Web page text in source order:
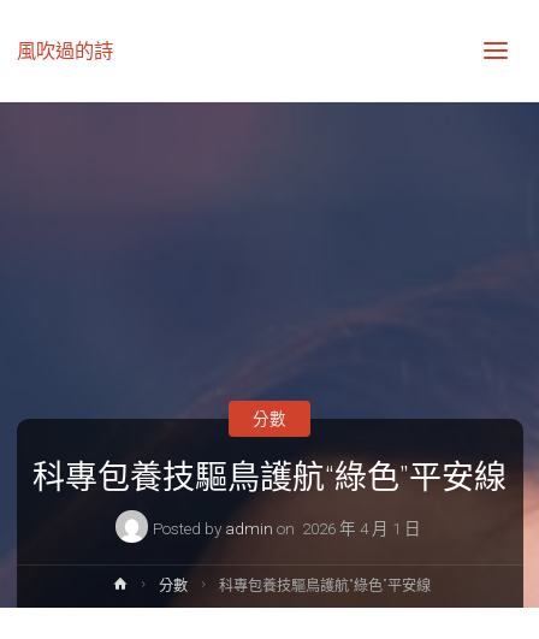
風吹過的詩
科專包養技驅鳥護航“綠色”平安線
Posted by admin on 2026 年 4 月 1 日
分數
Home分數 科專包養技驅鳥護航“綠色”平安線